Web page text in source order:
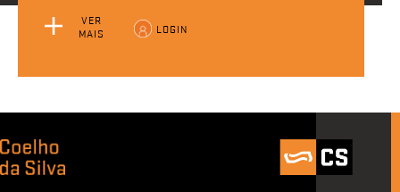
VER
MAIS
LOGIN